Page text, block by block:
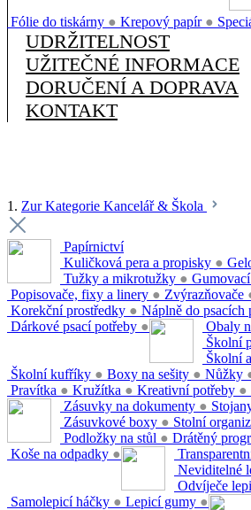
Fólie do tiskárny ● Krepový papír ●
UDRŽITELNOST
UŽITEČNÉ INFORMACE
DORUČENÍ A DOPRAVA
KONTAKT
1. Zur Kategorie Kancelář & Škola
Papírnictví
Kuličková pera a propisky ●
Tužky a mikrotužky ● Gumovací
Popisovače, fixy a linery ● Zvýrazňovače
Korekční prostředky ● Náplně do psacích
Dárkové psací potřeby ● Obaly
Školní
Školní
Školní kufříky ● Boxy na sešity ● Nůžky
Pravítka ● Kružítka ● Kreativní potřeby ●
Zásuvky na dokumenty ●
Zásuvkové boxy ● Stolní
Podložky na stůl ● Drátěný
Koše na odpadky ●
Neviditelné
Odvíječe
Samolepicí háčky ● Lepicí gumy ●